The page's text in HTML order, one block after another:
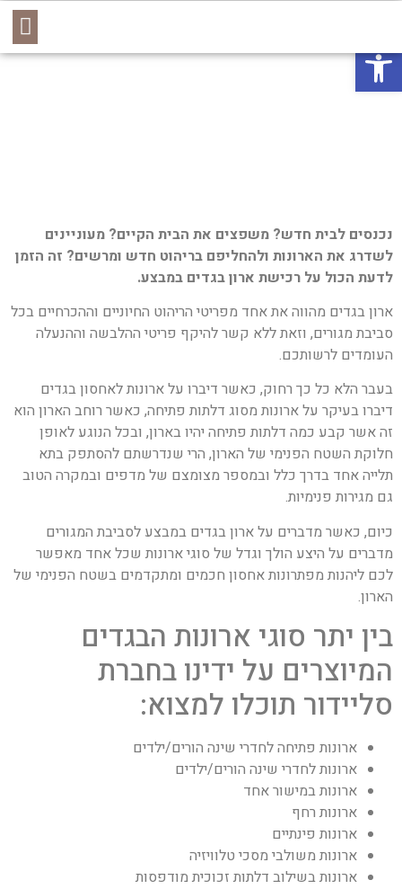
נכנסים לבית חדש? משפצים את הבית הקיים? מעוניינים
לשדרג את הארונות ולהחליפם בריהוט חדש ומרשים? זה הזמן
לדעת הכול על רכישת ארון בגדים במבצע.
ארון בגדים מהווה את אחד מפריטי הריהוט החיוניים וההכרחיים בכל
סביבת מגורים, וזאת ללא קשר להיקף פריטי ההלבשה וההנעלה
העומדים לרשותכם.
בעבר הלא כל כך רחוק, כאשר דיברו על ארונות לאחסון בגדים
דיברו בעיקר על ארונות מסוג דלתות פתיחה, כאשר רוחב הארון הוא
זה אשר קבע כמה דלתות פתיחה יהיו בארון, ובכל הנוגע לאופן
חלוקת השטח הפנימי של הארון, הרי שנדרשתם להסתפק בתא
תלייה אחד בדרך כלל ובמספר מצומצם של מדפים ובמקרה הטוב
גם מגירות פנימיות.
כיום, כאשר מדברים על ארון בגדים במבצע לסביבת המגורים
מדברים על היצע הולך וגדל של סוגי ארונות שכל אחד מאפשר
לכם ליהנות מפתרונות אחסון חכמים ומתקדמים בשטח הפנימי של
הארון.
בין יתר סוגי ארונות הבגדים
המיוצרים על ידינו בחברת
סליידור תוכלו למצוא:
ארונות פתיחה לחדרי שינה הורים/ילדים
ארונות לחדרי שינה הורים/ילדים
ארונות במישור אחד
ארונות רחף
ארונות פינתיים
ארונות משולבי מסכי טלוויזיה
ארונות בשילוב דלתות זכוכית מודפסות
פתח סרגל נגישות